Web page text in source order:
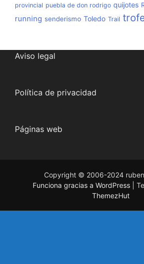
provincial puebla de don rodrigo quijotes
running senderismo Toledo Trail
Aviso legal
Política de privacidad
Páginas web
Copyright © 2006-2024
Funciona gracias a WordPress
ThemezHut